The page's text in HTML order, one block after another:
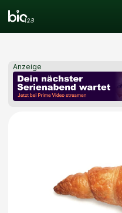
Anzeige